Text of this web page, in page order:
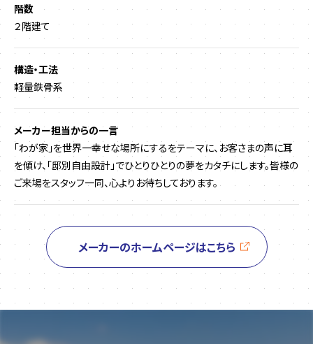
階数
２階建て
構造・工法
軽量鉄骨系
メーカー担当からの一言
「わが家」を世界一幸せな場所にするをテーマに、お客さまの声に耳
を傾け、「邸別自由設計」でひとりひとりの夢をカタチにします。皆様の
ご来場をスタッフ一同、心よりお待ちしております。
メーカーのホームページはこちら